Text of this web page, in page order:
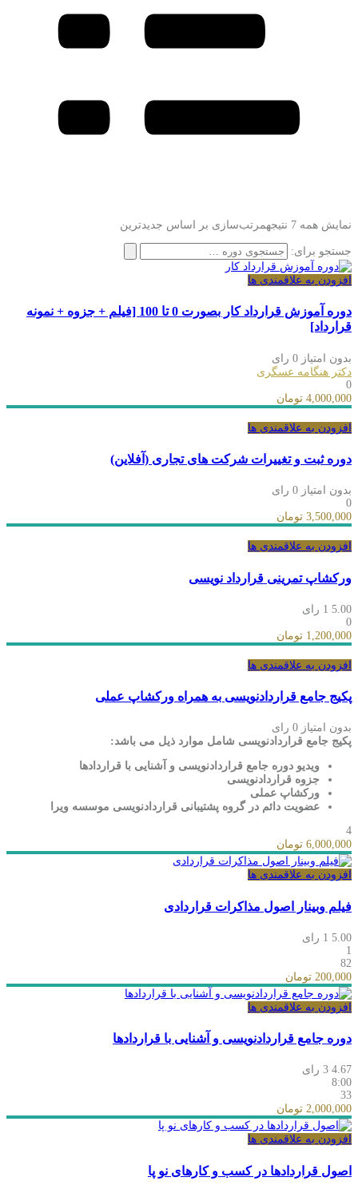
نمایش همه 7 نتیجه مرتب‌سازی بر اساس جدیدترین
جستجو برای:
افزودن به علاقمندی ها
دوره آموزش قرارداد کار بصورت 0 تا 100 [فیلم + جزوه + نمونه
قرارداد]
بدون امتیاز 0 رای
دکتر هنگامه عسگری
0
4,000,000 تومان
افزودن به علاقمندی ها
دوره ثبت و تغییرات شرکت های تجاری (آفلاین)
بدون امتیاز 0 رای
0
3,500,000 تومان
افزودن به علاقمندی ها
ورکشاپ تمرینی قرارداد نویسی
5.00 1 رای
0
1,200,000 تومان
افزودن به علاقمندی ها
پکیج جامع قراردادنویسی به همراه ورکشاپ عملی
بدون امتیاز 0 رای
پکیج جامع قراردادنویسی شامل موارد ذیل می باشد:
ویدیو دوره جامع قراردادنويسی و آشنايی با قراردادها
جزوه قراردادنویسی
ورکشاپ عملی
عضویت دائم در گروه پشتیبانی قراردادنویسی موسسه ویرا
4
6,000,000 تومان
افزودن به علاقمندی ها
فیلم وبینار اصول مذاکرات قراردادی
5.00 1 رای
1
82
200,000 تومان
افزودن به علاقمندی ها
دوره جامع قراردادنويسی و آشنايی با قراردادها
4.67 3 رای
8:00
33
2,000,000 تومان
افزودن به علاقمندی ها
اصول قراردادها در کسب و کارهای نو پا